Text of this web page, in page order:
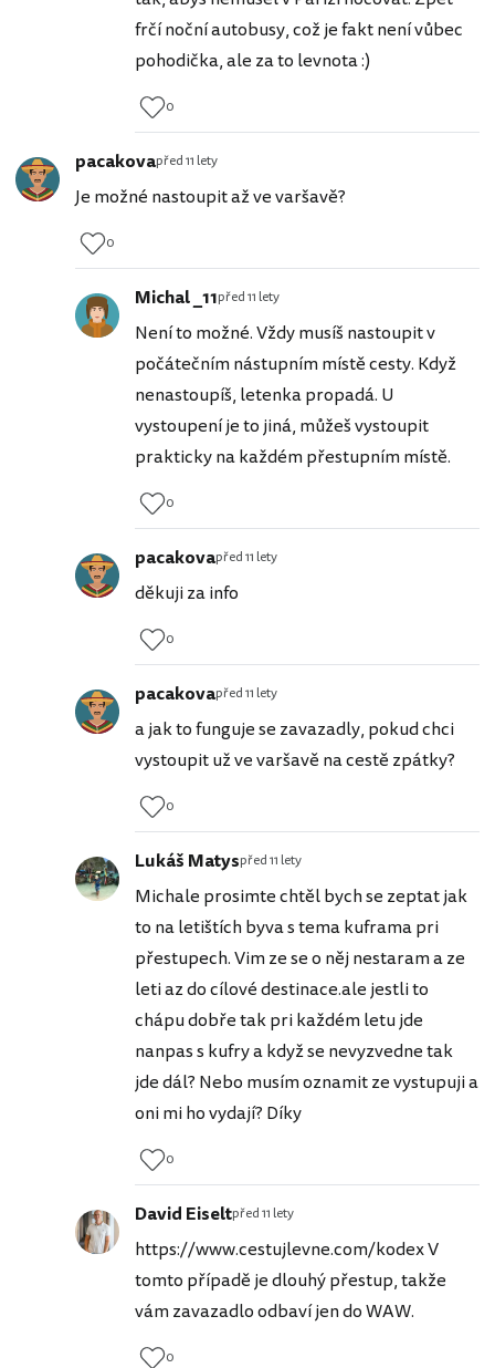
frčí noční autobusy, což je fakt není vůbec
pohodička, ale za to levnota :)
0
pacakovapřed 11 lety
Je možné nastoupit až ve varšavě?
0
Michal _11před 11 lety
Není to možné. Vždy musíš nastoupit v
počátečním nástupním místě cesty. Když
nenastoupíš, letenka propadá. U
vystoupení je to jiná, můžeš vystoupit
prakticky na každém přestupním místě.
0
pacakovapřed 11 lety
děkuji za info
0
pacakovapřed 11 lety
a jak to funguje se zavazadly, pokud chci
vystoupit už ve varšavě na cestě zpátky?
0
Lukáš Matyspřed 11 lety
Michale prosimte chtěl bych se zeptat jak
to na letištích byva s tema kuframa pri
přestupech. Vim ze se o něj nestaram a ze
leti az do cílové destinace.ale jestli to
chápu dobře tak pri každém letu jde
nanpas s kufry a když se nevyzvedne tak
jde dál? Nebo musím oznamit ze vystupuji a
oni mi ho vydají? Díky
0
David Eiseltpřed 11 lety
https://www.cestujlevne.com/kodex V
tomto případě je dlouhý přestup, takže
vám zavazadlo odbaví jen do WAW.
0